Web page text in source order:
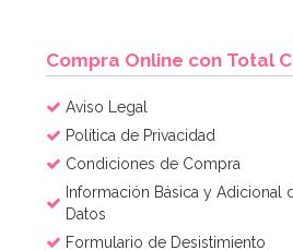
Compra Online con Total
Aviso Legal
Política de Privacidad
Condiciones de Compra
Información Básica y Adicional
Datos
Formulario de Desistimiento